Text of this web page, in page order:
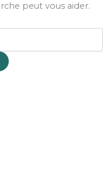
peut vous aider.